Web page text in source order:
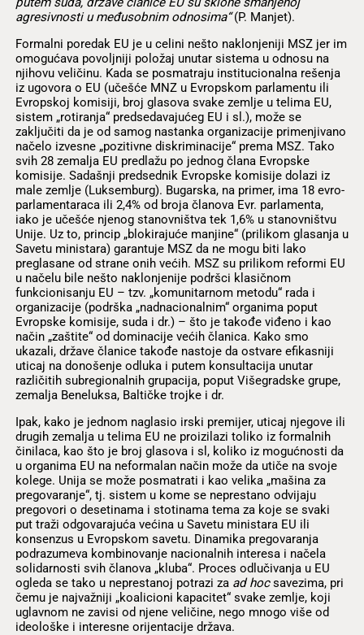
agresivnosti u međusobnim odnosima“(P. Manjet).
Formalni poredak EU je u celini nešto naklonjeniji MSZ jer im
omogućava povoljniji položaj unutar sistema u odnosu na
njihovu veličinu. Kada se posmatraju institucionalna rešenja
iz ugovora o EU (učešće MNZ u Evropskom parlamentu ili
Evropskoj komisiji, broj glasova svake zemlje u telima EU,
sistem „rotiranja“ predsedavajućeg EU i sl.), može se
zaključiti da je od samog nastanka organizacije primenjivano
načelo izvesne „pozitivne diskriminacije“ prema MSZ. Tako
svih 28 zemalja EU predlažu po jednog člana Evropske
komisije. Sadašnji predsednik Evropske komisije dolazi iz
male zemlje (Luksemburg). Bugarska, na primer, ima 18 evro-
parlamentaraca ili 2,4% od broja članova Evr. parlamenta,
iako je učešće njenog stanovništva tek 1,6% u stanovništvu
Unije. Uz to, princip „blokirajuće manjine“ (prilikom glasanja u
Savetu ministara) garantuje MSZ da ne mogu biti lako
preglasane od strane onih većih. MSZ su prilikom reformi EU
u načelu bile nešto naklonjenije podršci klasičnom
funkcionisanju EU – tzv. „komunitarnom metodu“ rada i
organizacije (podrška „nadnacionalnim“ organima poput
Evropske komisije, suda i dr.) – što je takođe viđeno i kao
način „zaštite“ od dominacije većih članica. Kako smo
ukazali, države članice takođe nastoje da ostvare efikasniji
uticaj na donošenje odluka i putem konsultacija unutar
različitih subregionalnih grupacija, poput Višegradske grupe,
zemalja Beneluksa, Baltičke trojke i dr.
Ipak, kako je jednom naglasio irski premijer, uticaj njegove ili
drugih zemalja u telima EU ne proizilazi toliko iz formalnih
činilaca, kao što je broj glasova i sl, koliko iz mogućnosti da
u organima EU na neformalan način može da utiče na svoje
kolege. Unija se može posmatrati i kao velika „mašina za
pregovaranje“, tj. sistem u kome se neprestano odvijaju
pregovori o desetinama i stotinama tema za koje se svaki
put traži odgovarajuća većina u Savetu ministara EU ili
konsenzus u Evropskom savetu. Dinamika pregovaranja
podrazumeva kombinovanje nacionalnih interesa i načela
solidarnosti svih članova „kluba“. Proces odlučivanja u EU
ogleda se tako u neprestanoj potrazi za ad hocsavezima, pri
čemu je najvažniji „koalicioni kapacitet“ svake zemlje, koji
uglavnom ne zavisi od njene veličine, nego mnogo više od
ideološke i interesne orijentacije država.